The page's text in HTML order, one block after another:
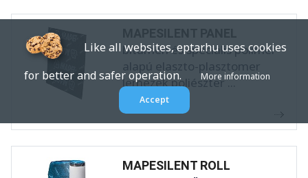
bitumen és speciális polimer
alapú elaszto-plasztomer
lemezek poliészter ...
MAPESILENT ROLL
Like all websites, eptar.hu uses cookies
for better and safer operation.More information
Accept